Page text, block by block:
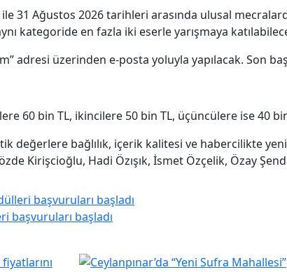
31 Ağustos 2026 tarihleri arasında ulusal
kategoride en fazla iki eserle yarışmaya
adresi üzerinden e-posta yoluyla yapılacak. Son
60 bin TL, ikincilere 50 bin TL, üçüncülere ise 40
değerlere bağlılık, içerik kalitesi ve habercilikte
Kirişcioğlu, Hadi Özışık, İsmet Özçelik, Özay
başvuruları başladı
başvuruları başladı